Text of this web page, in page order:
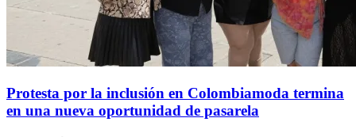
Protesta por la inclusión en Colombiamoda termina
en una nueva oportunidad de pasarela